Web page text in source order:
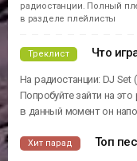
радиостанции. Полный
в разделе плейлисты
Треклист Что
На радиостанции: DJ Set
Попробуйте зайти на
в данный момент он
Хит парад Топ